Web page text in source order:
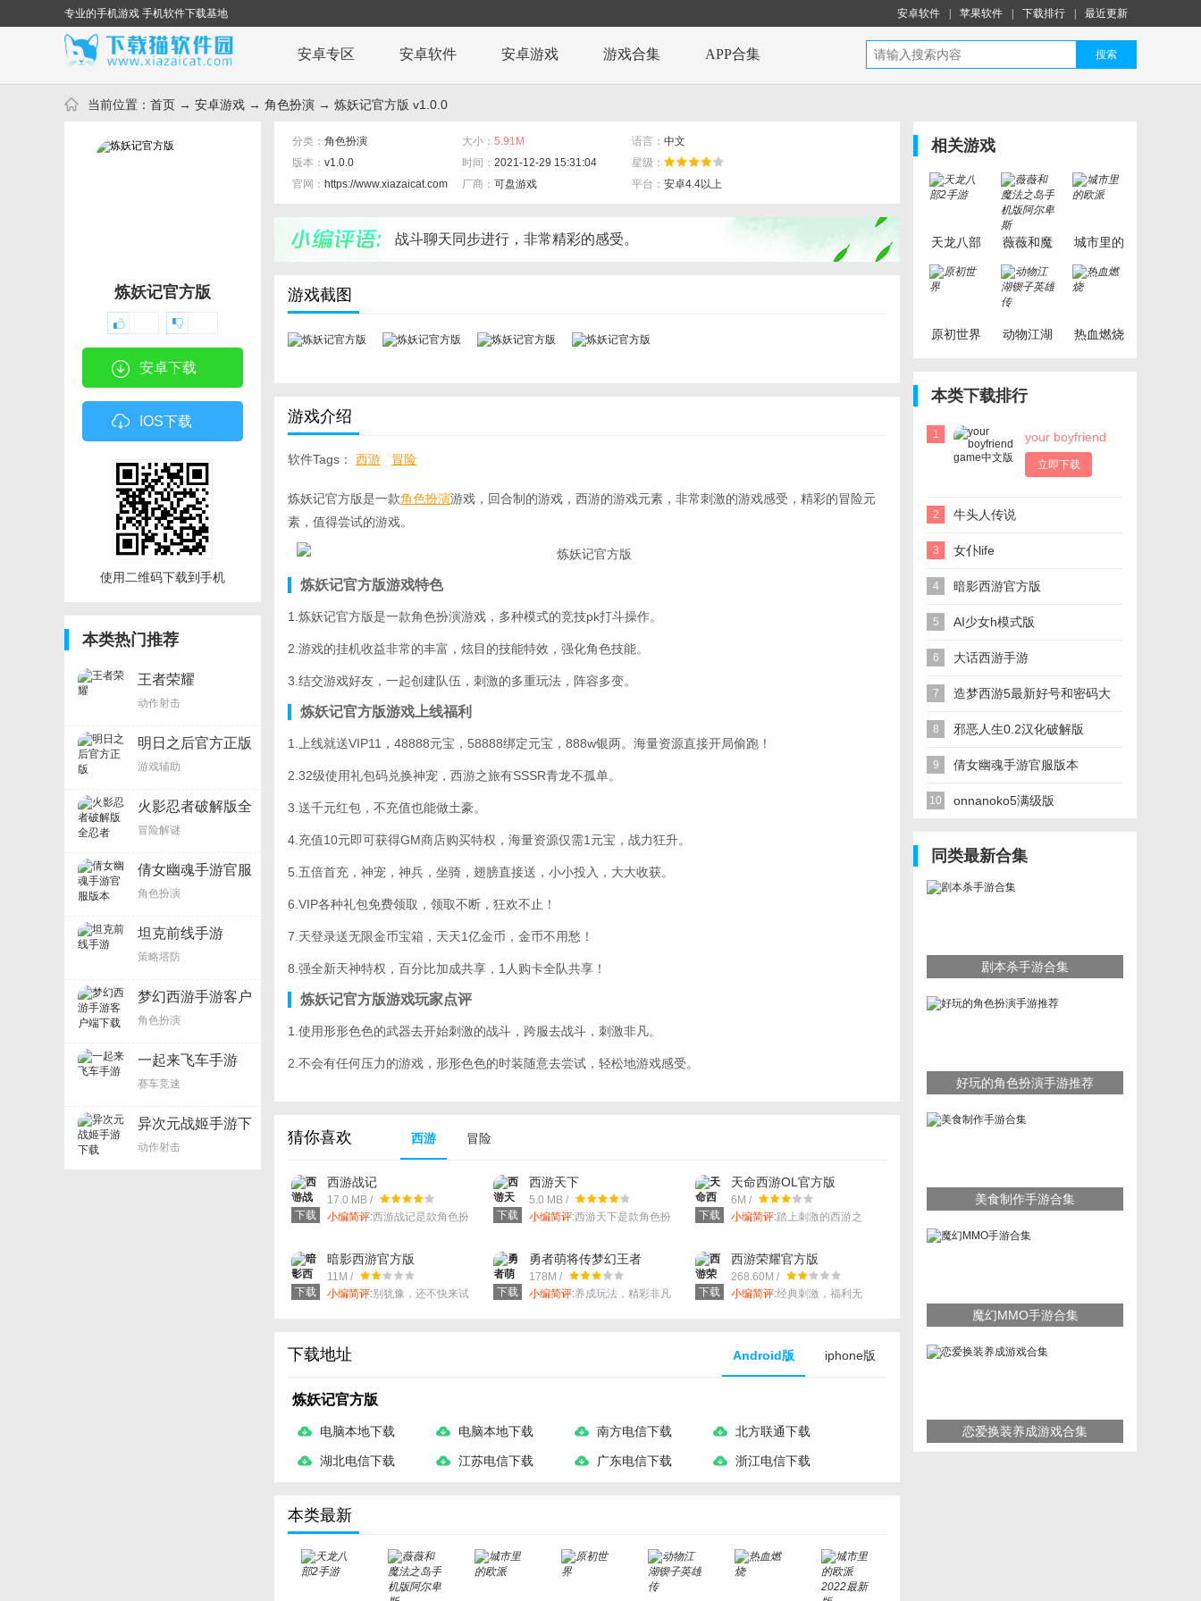
专业的手机游戏 手机软件下载基地 安卓软件 苹果软件 下载排行 最近更新
安卓专区 安卓软件 安卓游戏 游戏合集 APP合集 搜索
当前位置： 首页 → 安卓游戏 → 角色扮演 → 炼妖记官方版 v1.0.0
炼妖记官方版
安卓下载
IOS下载
使用二维码下载到手机
本类热门推荐
王者荣耀
动作射击
明日之后官方正版
游戏辅助
火影忍者破解版全
忍者
冒险解谜
倩女幽魂手游官服
版本
角色扮演
坦克前线手游
策略塔防
梦幻西游手游客户
端下载
角色扮演
一起来飞车手游
赛车竞速
异次元战姬手游下
载
动作射击
分类： 角色扮演 大小： 5.91M 语言： 中文
版本： v1.0.0 时间： 2021-12-29 15:31:04
星级：
官网： https://www.xiazaicat.com 厂商： 可盘游戏 平台： 安卓4.4以上
战斗聊天同步进行，非常精彩的感受。
游戏截图
游戏介绍
软件Tags： 西游 冒险
炼妖记官方版是一款角色扮演游戏，回合制的游戏，西游的游戏元素，非常刺激的游戏感受，精彩的冒险元
素，值得尝试的游戏。
炼妖记官方版游戏特色
1.炼妖记官方版是一款角色扮演游戏，多种模式的竞技pk打斗操作。
2.游戏的挂机收益非常的丰富，炫目的技能特效，强化角色技能。
3.结交游戏好友，一起创建队伍，刺激的多重玩法，阵容多变。
炼妖记官方版游戏上线福利
1.上线就送VIP11，48888元宝，58888绑定元宝，888w银两。海量资源直接开局偷跑！
2.32级使用礼包码兑换神宠，西游之旅有SSSR青龙不孤单。
3.送千元红包，不充值也能做土豪。
4.充值10元即可获得GM商店购买特权，海量资源仅需1元宝，战力狂升。
5.五倍首充，神宠，神兵，坐骑，翅膀直接送，小小投入，大大收获。
6.VIP各种礼包免费领取，领取不断，狂欢不止！
7.天登录送无限金币宝箱，天天1亿金币，金币不用愁！
8.强全新天神特权，百分比加成共享，1人购卡全队共享！
炼妖记官方版游戏玩家点评
1.使用形形色色的武器去开始刺激的战斗，跨服去战斗，刺激非凡。
2.不会有任何压力的游戏，形形色色的时装随意去尝试，轻松地游戏感受。
猜你喜欢 西游 冒险
下载
西游战记
17.0 MB /
小编简评:西游战记是款角色扮
下载
西游天下
5.0 MB /
小编简评:西游天下是款角色扮
下载
天命西游OL官方版
6M /
小编简评:踏上刺激的西游之
下载
暗影西游官方版
11M /
小编简评:别犹豫，还不快来试
下载
勇者萌将传梦幻王者
178M /
小编简评:养成玩法，精彩非凡
下载
西游荣耀官方版
268.60M /
小编简评:经典刺激，福利无
下载地址 Android版 iphone版
炼妖记官方版
电脑本地下载 电脑本地下载 南方电信下载 北方联通下载
湖北电信下载 江苏电信下载 广东电信下载 浙江电信下载
本类最新
相关游戏
天龙八部
2手游
薇薇和魔
法之岛手
机版阿尔
城市里的
欧派
原初世界
动物江湖
热血燃烧
本类下载排行
1
your boyfriend
game中文版
立即下载
2 牛头人传说
3 女仆life
4 暗影西游官方版
5 AI少女h模式版
6 大话西游手游
7 造梦西游5最新好号和密码大
全
8 邪恶人生0.2汉化破解版
9 倩女幽魂手游官服版本
10 onnanoko5满级版
同类最新合集
剧本杀手游合集
好玩的角色扮演手游推荐
美食制作手游合集
魔幻MMO手游合集
恋爱换装养成游戏合集